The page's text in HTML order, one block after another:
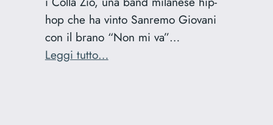
hop che ha vinto Sanremo Giovani
con il brano “Non mi va”…
Leggi tutto…: